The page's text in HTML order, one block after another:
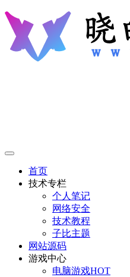
首页
技术专栏
个人笔记
网络安全
技术教程
子比主题
网站源码
游戏中心
电脑游戏HOT